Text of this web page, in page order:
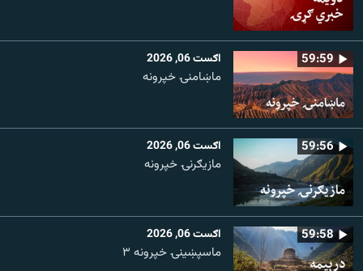
59:59 اګست 06, 2026
ماښامنۍ خپرونه
59:56 اګست 06, 2026
مازیګرنۍ خپرونه
59:58 اګست 06, 2026
ماسپښینۍ خپرونه ۳